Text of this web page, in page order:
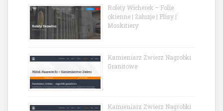
Rolety Wicherek – Folie
okienne | Żaluzje | Plisy |
Moskitiery
Kamieniarz Zwierz Nagrobki
Granitowe
Kamieniarz Zwierz Nagrobki